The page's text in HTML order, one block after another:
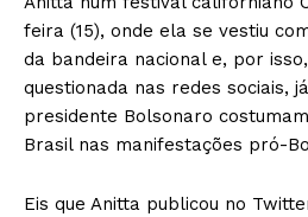
feira (15), onde ela se vestiu
da bandeira nacional e, por
questionada nas redes sociais,
presidente Bolsonaro
Brasil nas manifestações pró-
Eis que Anitta publicou no